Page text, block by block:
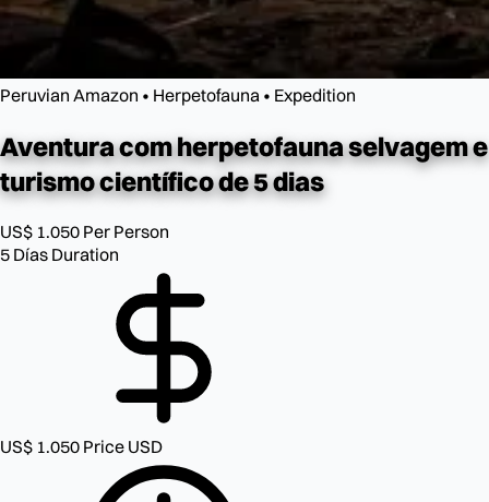
Peruvian Amazon • Herpetofauna • Expedition
Aventura com herpetofaunaselvagem e
turismo científico de 5 dias
US$ 1.050 Per Person
5 Días Duration
US$ 1.050 Price USD